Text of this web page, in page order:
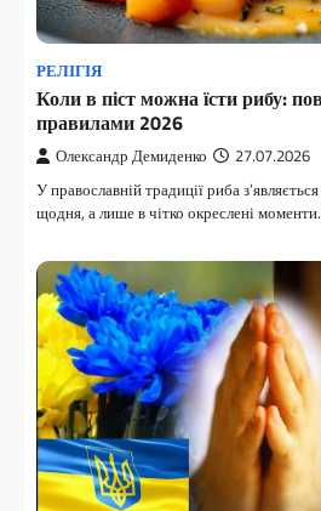
РЕЛІГІЯ
Коли в піст можна їсти рибу:
правилами 2026
Олександр Демиденко 27.07.2026
У православній традиції риба
щодня, а лише в чітко окреслені